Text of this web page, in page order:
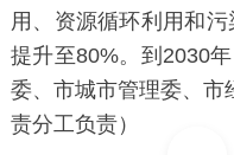
用、资源循环利用和
提升至80%。到2030
委、市城市管理委、市
责分工负责）